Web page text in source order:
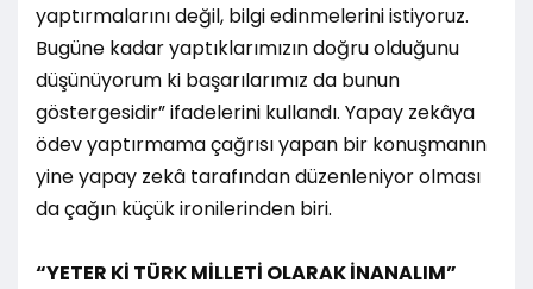
yaptırmalarını değil, bilgi edinmelerini istiyoruz.
Bugüne kadar yaptıklarımızın doğru olduğunu
düşünüyorum ki başarılarımız da bunun
göstergesidir” ifadelerini kullandı. Yapay zekâya
ödev yaptırmama çağrısı yapan bir konuşmanın
yine yapay zekâ tarafından düzenleniyor olması
da çağın küçük ironilerinden biri.
“YETER Kİ TÜRK MİLLETİ OLARAK İNANALIM”